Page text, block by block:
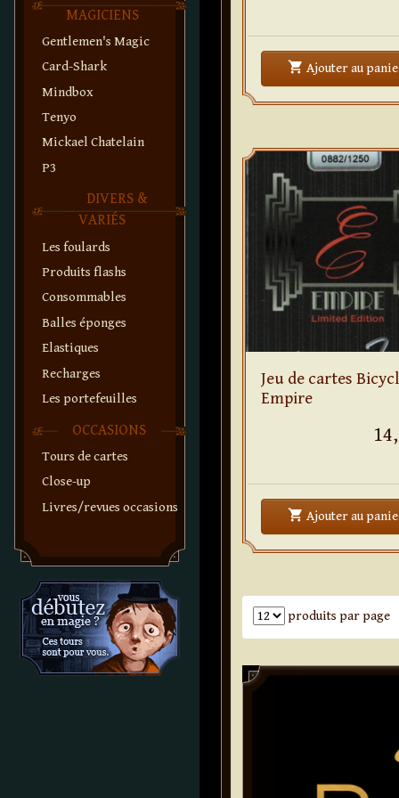
MAGICIENS
Gentlemen's Magic
Card-Shark
Mindbox
Tenyo
Mickael Chatelain
P3
DIVERS &
VARIÉS
Les foulards
Produits flashs
Consommables
Balles éponges
Elastiques
Recharges
Les portefeuilles
OCCASIONS
Tours de cartes
Close-up
Livres/revues occasions
shopping_cart Ajouterau
Jeu de cartes
Empire
shopping_cart Ajouterau
Nombre de produits par
produits par page
Paddle